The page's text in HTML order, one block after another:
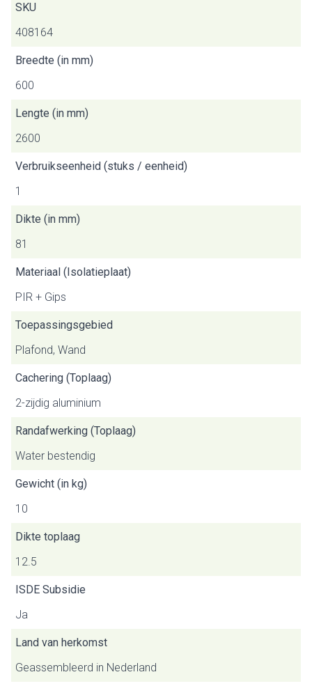
SKU
408164
Breedte (in mm)
600
Lengte (in mm)
2600
Verbruikseenheid (stuks / eenheid)
1
Dikte (in mm)
81
Materiaal (Isolatieplaat)
PIR + Gips
Toepassingsgebied
Plafond, Wand
Cachering (Toplaag)
2-zijdig aluminium
Randafwerking (Toplaag)
Water bestendig
Gewicht (in kg)
10
Dikte toplaag
12.5
ISDE Subsidie
Ja
Land van herkomst
Geassembleerd in Nederland